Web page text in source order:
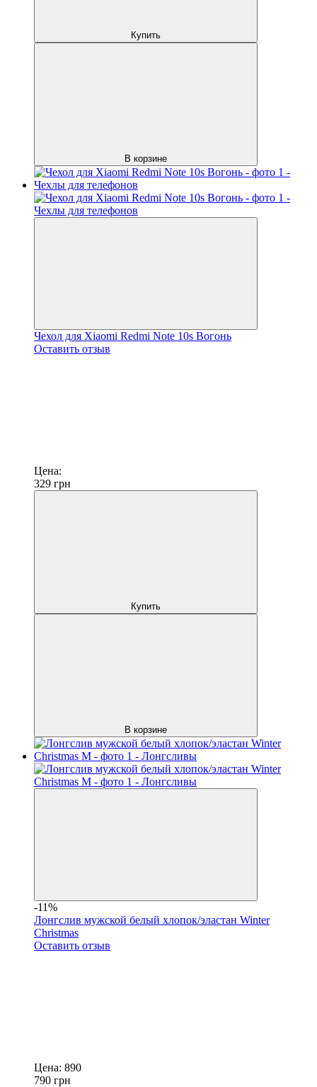
Купить
В корзине
Чехол для Xiaomi Redmi Note 10s Вогонь
Оставить отзыв
Цена:
329 грн
Купить
В корзине
-11%
Лонгслив мужской белый хлопок/эластан Winter
Christmas
Оставить отзыв
Цена: 890
790 грн